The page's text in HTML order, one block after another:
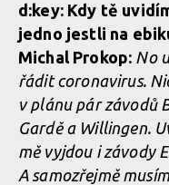
d:key: Kdy tě
jedno jestli na
Michal Prokop: No
řádit coronavirus.
v plánu pár závodů
Gardě a Willingen.
mě vyjdou i závody
A samozřejmě